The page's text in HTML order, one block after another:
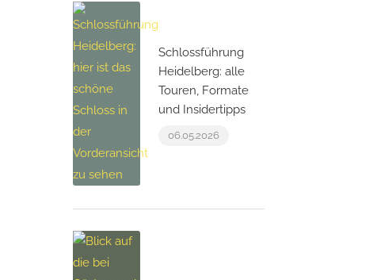
Schlossführung
Heidelberg: alle
Touren, Formate
und Insidertipps
06.05.2026